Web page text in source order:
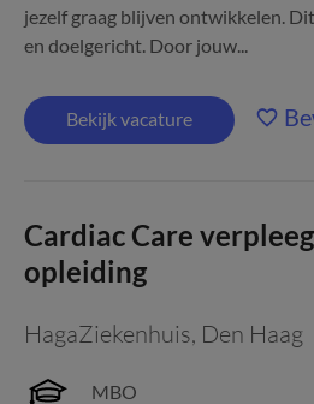
jezelf graag blijven ontwikkelen.
en doelgericht. Door jouw...
Bekijk vacature
Cardiac Care
opleiding
HagaZiekenhuis, Den Haag
MBO